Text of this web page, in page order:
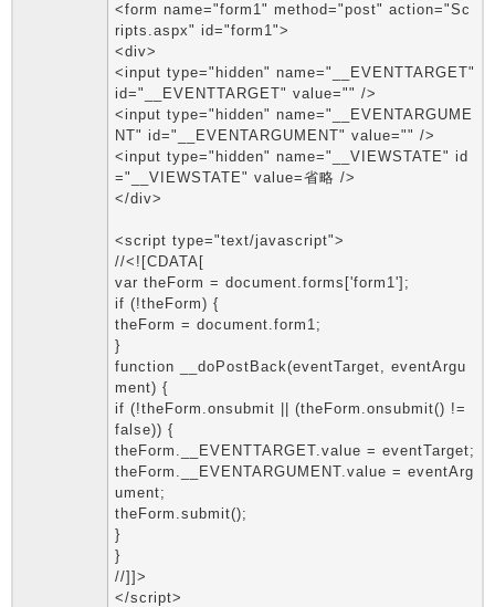
<form name="form1" method="post" action="Sc
ripts.aspx" id="form1">
<div>
<input type="hidden" name="__EVENTTARGET"
id="__EVENTTARGET" value="" />
<input type="hidden" name="__EVENTARGUME
NT" id="__EVENTARGUMENT" value="" />
<input type="hidden" name="__VIEWSTATE" id
="__VIEWSTATE" value=省略 />
</div>
<script type="text/javascript">
//<![CDATA[
var theForm = document.forms['form1'];
if (!theForm) {
theForm = document.form1;
}
function __doPostBack(eventTarget, eventArgu
ment) {
if (!theForm.onsubmit || (theForm.onsubmit() !=
false)) {
theForm.__EVENTTARGET.value = eventTarget;
theForm.__EVENTARGUMENT.value = eventArg
ument;
theForm.submit();
}
}
//]]>
</script>